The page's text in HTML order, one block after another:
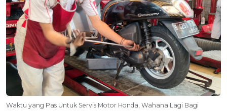
Waktu yang Pas Untuk Servis Motor Honda, Wahana Lagi Bagi